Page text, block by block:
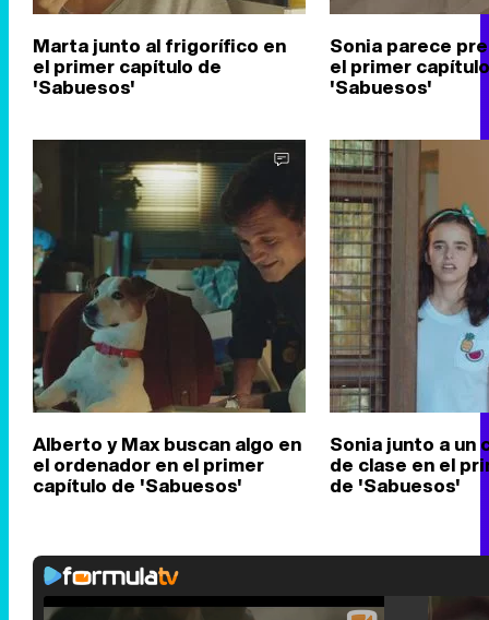
Marta junto al frigorífico en
el primer capítulo de
'Sabuesos'
Sonia parece
el primer
'Sabuesos'
Alberto y Max buscan algo en
el ordenador en el primer
capítulo de 'Sabuesos'
Sonia junto a un
de clase en el
de 'Sabuesos'